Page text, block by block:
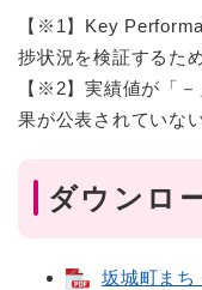
【※1】Key
捗状況を検証するた
【※2】実績値が「
果が公表されていな
ダウンロ
坂城町まち